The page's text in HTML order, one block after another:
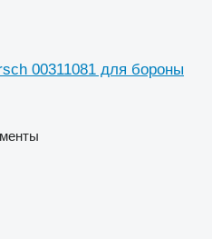
00311081 для бороны